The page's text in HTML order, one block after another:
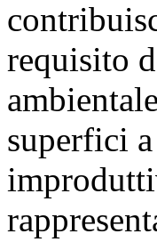
requisito
superfici